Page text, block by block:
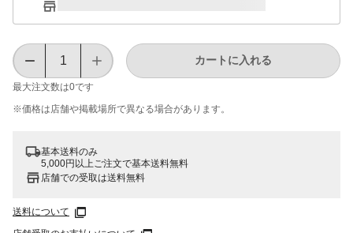
最大注文数は0です
カートに入れる
※価格は​店舗や​掲載場所で​異なる​場合が​あります。
基本送料のみ
5,000円以上ご注文で基本送料無料
店舗での受取は送料無料
送料について